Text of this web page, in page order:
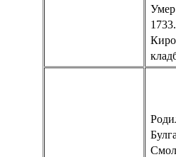
Умер